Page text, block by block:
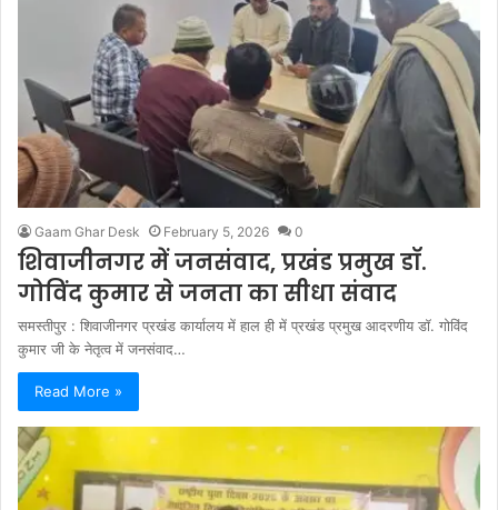
Gaam Ghar Desk February 5, 2026 0
शिवाजीनगर में जनसंवाद, प्रखंड प्रमुख डॉ.
गोविंद कुमार से जनता का सीधा संवाद
समस्तीपुर : शिवाजीनगर प्रखंड कार्यालय में हाल ही में प्रखंड प्रमुख आदरणीय डॉ. गोविंद
कुमार जी के नेतृत्व में जनसंवाद…
Read More »